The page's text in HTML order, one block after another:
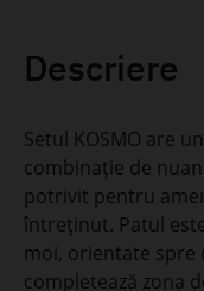
Descriere
Setul KOSMO are
combinație de
potrivit pentru
întreținut. Patul
moi, orientate
completează zona